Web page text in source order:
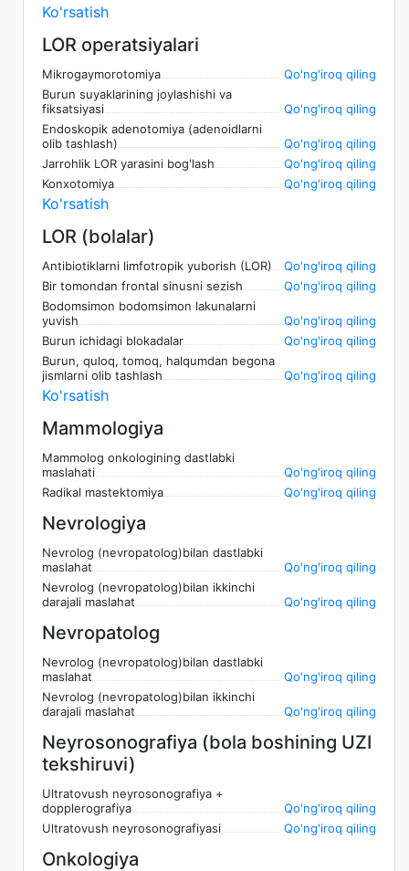
Ko'rsatish
LOR operatsiyalari
Mikrogaymorotomiya
Qo'ng'iroq qiling
Burun suyaklarining joylashishi va
fiksatsiyasi
Qo'ng'iroq qiling
Endoskopik adenotomiya (adenoidlarni
olib tashlash)
Qo'ng'iroq qiling
Jarrohlik LOR yarasini bog'lash
Qo'ng'iroq qiling
Konxotomiya
Qo'ng'iroq qiling
Ko'rsatish
LOR (bolalar)
Antibiotiklarni limfotropik yuborish (LOR)
Qo'ng'iroq qiling
Bir tomondan frontal sinusni sezish
Qo'ng'iroq qiling
Bodomsimon bodomsimon lakunalarni
yuvish
Qo'ng'iroq qiling
Burun ichidagi blokadalar
Qo'ng'iroq qiling
Burun, quloq, tomoq, halqumdan begona
jismlarni olib tashlash
Qo'ng'iroq qiling
Ko'rsatish
Mammologiya
Mammolog onkologining dastlabki
maslahati
Qo'ng'iroq qiling
Radikal mastektomiya
Qo'ng'iroq qiling
Nevrologiya
Nevrolog (nevropatolog)bilan dastlabki
maslahat
Qo'ng'iroq qiling
Nevrolog (nevropatolog)bilan ikkinchi
darajali maslahat
Qo'ng'iroq qiling
Nevropatolog
Nevrolog (nevropatolog)bilan dastlabki
maslahat
Qo'ng'iroq qiling
Nevrolog (nevropatolog)bilan ikkinchi
darajali maslahat
Qo'ng'iroq qiling
Neyrosonografiya (bola boshining UZI
tekshiruvi)
Ultratovush neyrosonografiya +
dopplerografiya
Qo'ng'iroq qiling
Ultratovush neyrosonografiyasi
Qo'ng'iroq qiling
Onkologiya